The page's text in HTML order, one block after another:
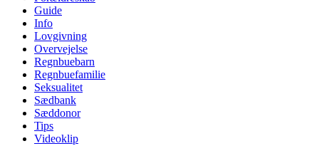
Guide
Info
Lovgivning
Overvejelse
Regnbuebarn
Regnbuefamilie
Seksualitet
Sædbank
Sæddonor
Tips
Videoklip